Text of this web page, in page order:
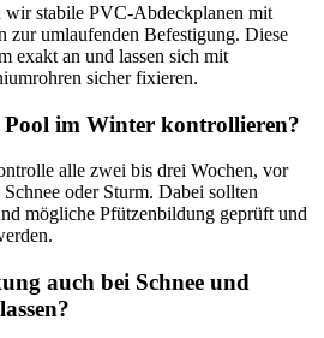
wir stabile PVC-Abdeckplanen mit
zur umlaufenden Befestigung. Diese
exakt an und lassen sich mit
sicher fixieren.
Pool im Winter kontrollieren?
alle zwei bis drei Wochen, vor
oder Sturm. Dabei sollten
mögliche Pfützenbildung geprüft und
auch bei Schnee und